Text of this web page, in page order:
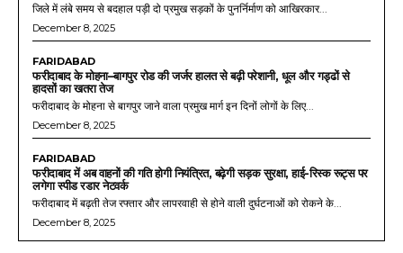
जिले में लंबे समय से बदहाल पड़ी दो प्रमुख सड़कों के पुनर्निर्माण को आखिरकार...
December 8, 2025
FARIDABAD
फरीदाबाद के मोहना–बागपुर रोड की जर्जर हालत से बढ़ी परेशानी, धूल और गड्ढों से
हादसों का खतरा तेज
फरीदाबाद के मोहना से बागपुर जाने वाला प्रमुख मार्ग इन दिनों लोगों के लिए...
December 8, 2025
FARIDABAD
फरीदाबाद में अब वाहनों की गति होगी नियंत्रित, बढ़ेगी सड़क सुरक्षा, हाई-रिस्क रूट्स पर
लगेगा स्पीड रडार नेटवर्क
फरीदाबाद में बढ़ती तेज रफ्तार और लापरवाही से होने वाली दुर्घटनाओं को रोकने के...
December 8, 2025